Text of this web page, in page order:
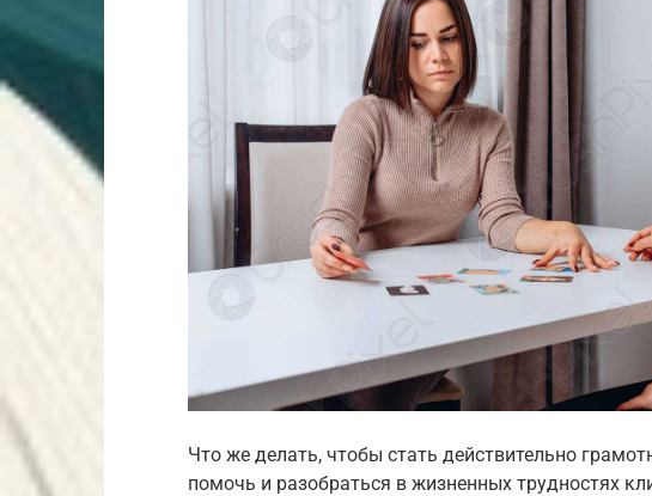
Что же делать, чтобы стать действительно
помочь и разобраться в жизненных трудностях